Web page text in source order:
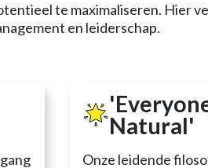
te maximaliseren. Hier
en leiderschap.
Natural'
Onze leidende